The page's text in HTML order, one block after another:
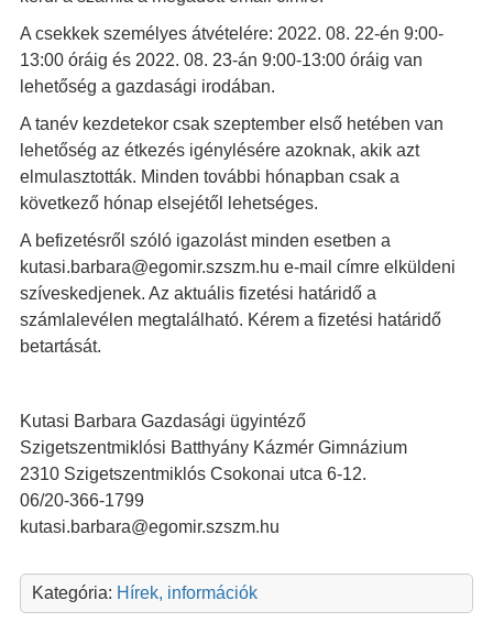
A csekkek személyes átvételére: 2022. 08. 22-én 9:00-
13:00 óráig és 2022. 08. 23-án 9:00-13:00 óráig van
lehetőség a gazdasági irodában.
A tanév kezdetekor csak szeptember első hetében van
lehetőség az étkezés igénylésére azoknak, akik azt
elmulasztották. Minden további hónapban csak a
következő hónap elsejétől lehetséges.
A befizetésről szóló igazolást minden esetben a
kutasi.barbara@egomir.szszm.hu e-mail címre elküldeni
szíveskedjenek. Az aktuális fizetési határidő a
számlalevélen megtalálható. Kérem a fizetési határidő
betartását.
Kutasi Barbara Gazdasági ügyintéző
Szigetszentmiklósi Batthyány Kázmér Gimnázium
2310 Szigetszentmiklós Csokonai utca 6-12.
06/20-366-1799
kutasi.barbara@egomir.szszm.hu
Kategória: Hírek, információk